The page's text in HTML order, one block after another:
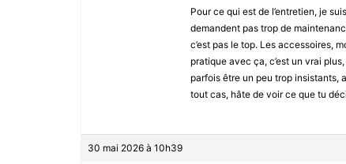
Pour ce qui est de l’entretien, je
demandent pas trop de
c’est pas le top. Les accessoires,
pratique avec ça, c’est un vrai
parfois être un peu trop insistants,
tout cas, hâte de voir ce que tu
30 mai 2026 à 10h39